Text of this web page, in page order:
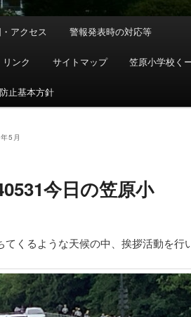
アクセス 警報発表時の対応等
リンク サイトマップ 笠原小学校く
止基本方針
5月
今日の笠原小
てくるような天候の中、挨拶活動を行